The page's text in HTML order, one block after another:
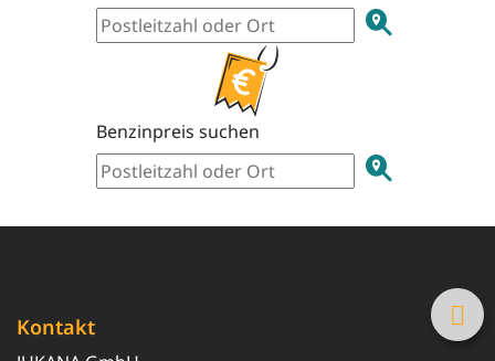
Benzinpreis suchen
Kontakt